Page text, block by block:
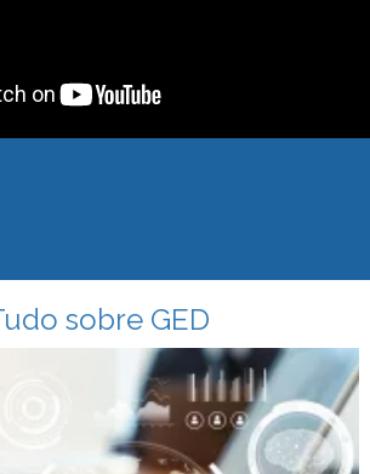
sobre GED